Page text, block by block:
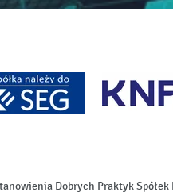
Dobrych Praktyk Spółek